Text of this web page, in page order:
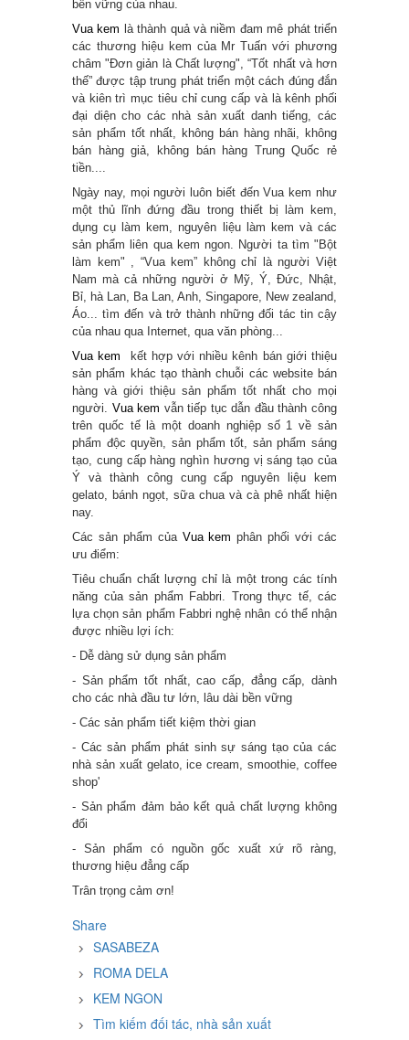
bền vững của nhau.
Vua kem là thành quả và niềm đam mê phát triển
các thương hiệu kem của Mr Tuấn với phương
châm "Đơn giản là Chất lượng", “Tốt nhất và hơn
thế” được tập trung phát triển một cách đúng đắn
và kiên trì mục tiêu chỉ cung cấp và là kênh phối
đại diện cho các nhà sản xuất danh tiếng, các
sản phẩm tốt nhất, không bán hàng nhãi, không
bán hàng giả, không bán hàng Trung Quốc rẻ
tiền....
Ngày nay, mọi người luôn biết đến Vua kem như
một thủ lĩnh đứng đầu trong thiết bị làm kem,
dụng cụ làm kem, nguyên liệu làm kem và các
sản phẩm liên qua kem ngon. Người ta tìm "Bột
làm kem" , “Vua kem” không chỉ là người Việt
Nam mà cả những người ở Mỹ, Ý, Đức, Nhật,
Bỉ, hà Lan, Ba Lan, Anh, Singapore, New zealand,
Áo... tìm đến và trở thành những đối tác tin cậy
của nhau qua Internet, qua văn phòng...
Vua kem kết hợp với nhiều kênh bán giới thiệu
sản phẩm khác tạo thành chuỗi các website bán
hàng và giới thiệu sản phẩm tốt nhất cho mọi
người. Vua kem vẫn tiếp tục dẫn đầu thành công
trên quốc tế là một doanh nghiệp số 1 về sản
phẩm độc quyền, sản phẩm tốt, sản phẩm sáng
tạo, cung cấp hàng nghìn hương vị sáng tạo của
Ý và thành công cung cấp nguyên liệu kem
gelato, bánh ngọt, sữa chua và cà phê nhất hiện
nay.
Các sản phẩm của Vua kem phân phối với các
ưu điểm:
Tiêu chuẩn chất lượng chỉ là một trong các tính
năng của sản phẩm Fabbri. Trong thực tế, các
lựa chọn sản phẩm Fabbri nghệ nhân có thể nhận
được nhiều lợi ích:
- Dễ dàng sử dụng sản phẩm
- Sản phẩm tốt nhất, cao cấp, đẳng cấp, dành
cho các nhà đầu tư lớn, lâu dài bền vững
- Các sản phẩm tiết kiệm thời gian
- Các sản phẩm phát sinh sự sáng tạo của các
nhà sản xuất gelato, ice cream, smoothie, coffee
shop'
- Sản phẩm đảm bảo kết quả chất lượng không
đổi
- Sản phẩm có nguồn gốc xuất xứ rõ ràng,
thương hiệu đẳng cấp
Trân trọng cảm ơn!
Share
SASABEZA
ROMA DELA
KEM NGON
Tìm kiếm đối tác, nhà sản xuất